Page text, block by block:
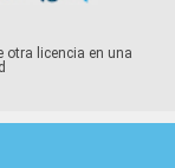
otra licencia en una